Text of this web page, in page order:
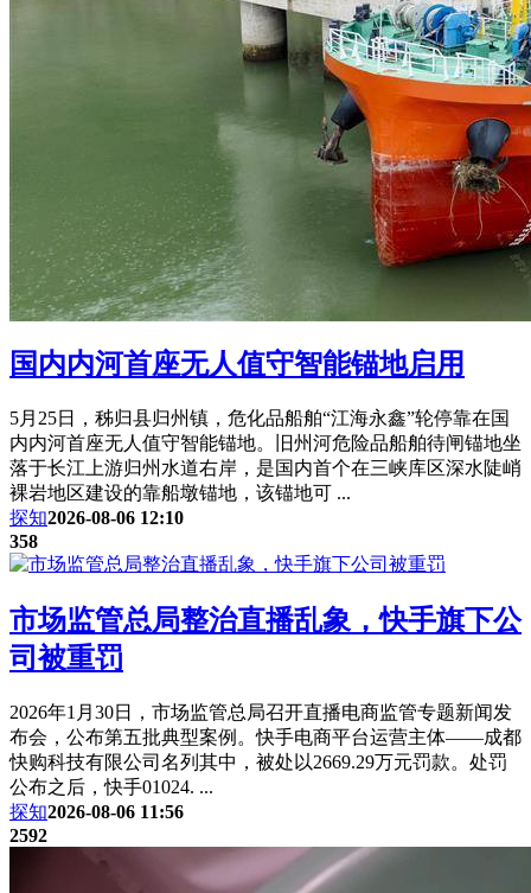
国内内河首座无人值守智能锚地启用
5月25日，秭归县归州镇，危化品船舶“江海永鑫”轮停靠在国
内内河首座无人值守智能锚地。旧州河危险品船舶待闸锚地坐
落于长江上游归州水道右岸，是国内首个在三峡库区深水陡峭
裸岩地区建设的靠船墩锚地，该锚地可 ...
探知2026-08-06 12:10
358
市场监管总局整治直播乱象，快手旗下公
司被重罚
2026年1月30日，市场监管总局召开直播电商监管专题新闻发
布会，公布第五批典型案例。快手电商平台运营主体——成都
快购科技有限公司名列其中，被处以2669.29万元罚款。处罚
公布之后，快手01024. ...
探知2026-08-06 11:56
2592